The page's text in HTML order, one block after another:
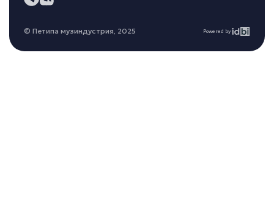
© Петипа музиндустрия, 2025 Powered by